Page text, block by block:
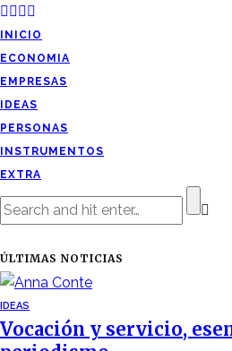
INICIO
ECONOMIA
EMPRESAS
IDEAS
PERSONAS
INSTRUMENTOS
EXTRA
ÚLTIMAS NOTICIAS
IDEAS
Vocación y servicio,